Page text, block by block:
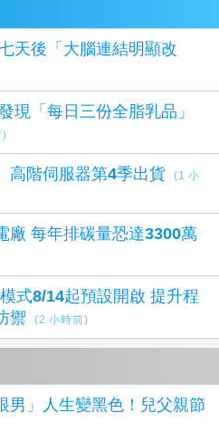
天後「大腦連結明顯改
現「每日三份全脂乳品」
)
階伺服器第4季出貨
(1 小
廠 每年排碳量恐達3300萬
式8/14起預設開啟 提升程
禦
(2 小時前)
男」人生變黑色！兒父親節